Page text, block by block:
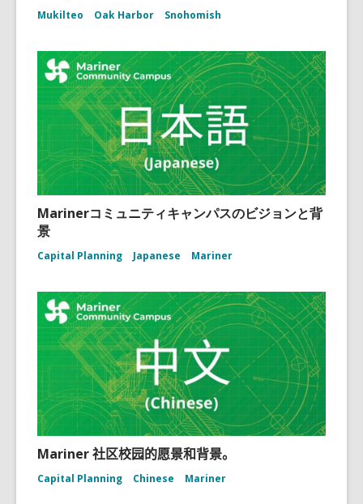
Mukilteo Oak Harbor Snohomish
Marinerコミュニティキャンパスのビジョンと背
景
Capital Planning Japanese Mariner
Mariner 社区校园的愿景和背景。
Capital Planning Chinese Mariner